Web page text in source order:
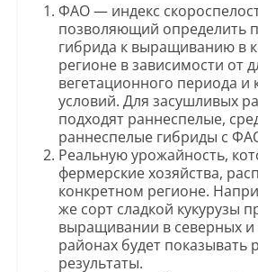
ФАО — индекс
позволяющий определить
гибрида к выращиванию в
регионе в зависимости от
вегетационного периода и
условий. Для засушливых
подходят раннеспелые,
раннеспелые гибриды с
Реальную урожайность,
фермерские хозяйства,
конкретном регионе.
же сорт сладкой кукурузы
выращивании в северных
районах будет показывать
результаты.